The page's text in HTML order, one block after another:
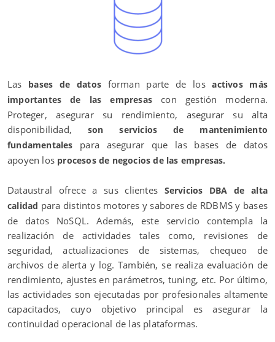
Las bases de datosforman parte de losactivos más
importantes de las empresas con gestión moderna.
Proteger, asegurar su rendimiento, asegurar su alta
disponibilidad, son servicios de mantenimiento
fundamentales para asegurar que las bases de datos
apoyen los procesos de negocios de las empresas.
Dataustral ofrece a sus clientes Servicios DBA de alta
calidad para distintos motores y sabores de RDBMS y bases
de datos NoSQL. Además, este servicio contempla la
realización de actividades tales como, revisiones de
seguridad, actualizaciones de sistemas, chequeo de
archivos de alerta y log. También, se realiza evaluación de
rendimiento, ajustes en parámetros, tuning, etc. Por último,
las actividades son ejecutadas por profesionales altamente
capacitados, cuyo objetivo principal es asegurar la
continuidad operacional de las plataformas.